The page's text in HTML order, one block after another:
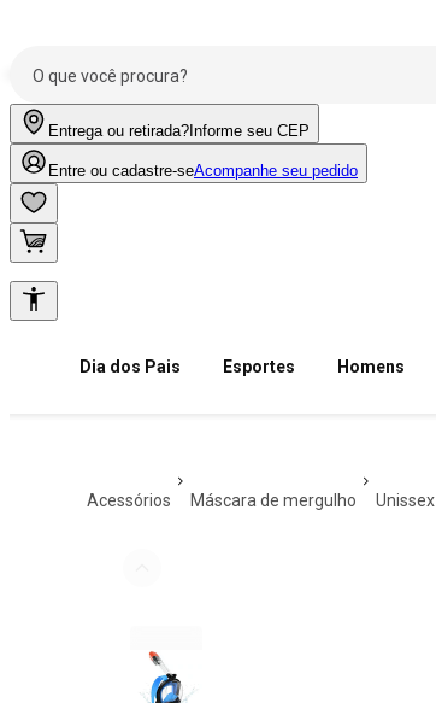
Entrega ou retirada? Informe seu CEP
Entre ou cadastre-seAcompanhe seu pedido
Dia dos Pais Esportes Homens
acessórios máscara de mergulho unissex